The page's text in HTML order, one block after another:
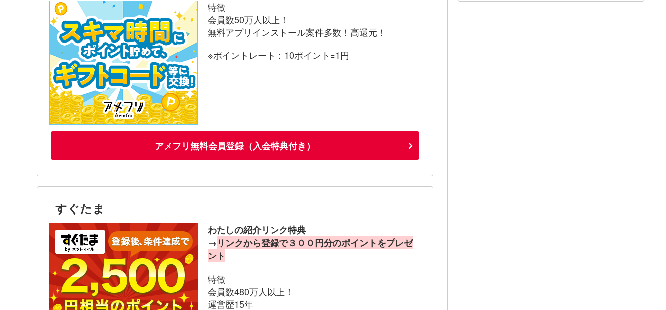
特徴
会員数50万人以上！
無料アプリインストール案件多数！高還元！
※ポイントレート：10ポイント=1円
アメフリ無料会員登録（入会特典付き）
すぐたま
わたしの紹介リンク特典
→ リンクから登録で３００円分のポイントをプレゼ
ント
特徴
会員数480万人以上！
運営歴15年